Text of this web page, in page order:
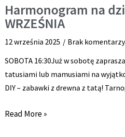
Harmonogram na
WRZEŚNIA
12 września 2025
Brak komentarzy
SOBOTA 16:30Już w sobotę
tatusiami lub mamusiami na
DIY – zabawki z drewna z tatą!
Read More »